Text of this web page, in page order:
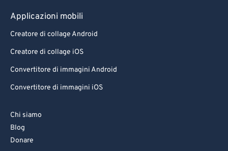
Applicazioni mobili
Creatore di collage Android
Creatore di collage iOS
Convertitore di immagini Android
Convertitore di immagini iOS
Chi siamo
Blog
Donare